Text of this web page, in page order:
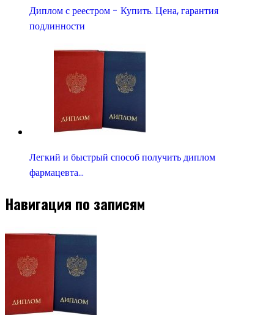
Диплом с реестром - Купить. Цена, гарантия
подлинности
Легкий и быстрый способ получить диплом
фармацевта…
Навигация по записям